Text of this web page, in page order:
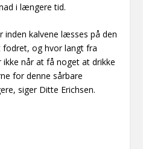
i længere tid.
inden kalvene læsses på den
fodret, og hvor langt fra
ikke når at få noget at drikke
for denne sårbare
siger Ditte Erichsen.